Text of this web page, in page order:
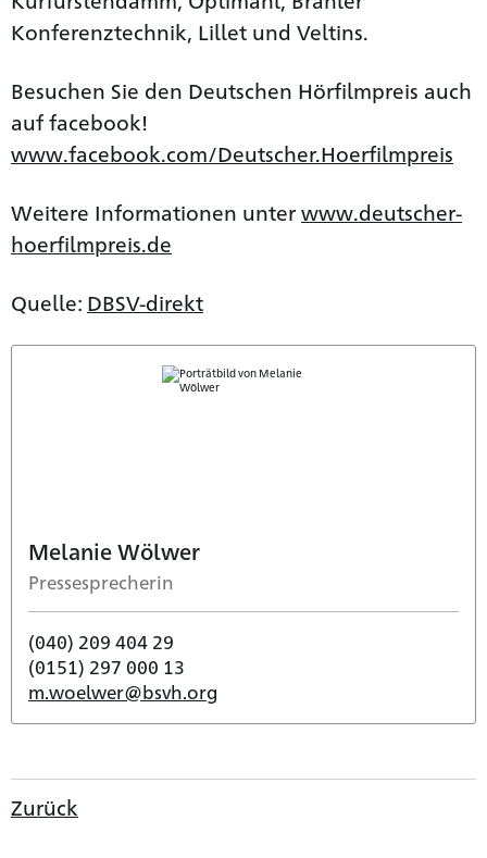
Konferenztechnik, Lillet und Veltins.
Besuchen Sie den Deutschen Hörfilmpreis auch
auf facebook!
www.facebook.com/Deutscher.Hoerfilmpreis
Weitere Informationen unter www.deutscher-
hoerfilmpreis.de
Quelle: DBSV-direkt
Melanie Wölwer
Pressesprecherin
(040) 209 404 29
(0151) 297 000 13
m.woelwer@bsvh.org
Zurück